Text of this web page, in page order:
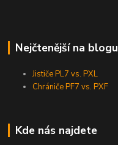
Nejčtenější na blogu
Jističe PL7 vs. PXL
Chrániče PF7 vs. PXF
Kde nás najdete